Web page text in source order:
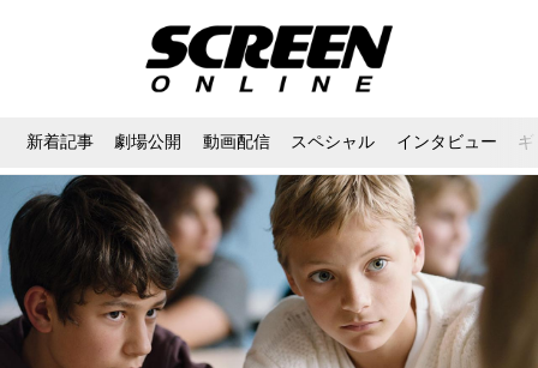
新着記事 劇場公開 動画配信 スペシャル インタビュー